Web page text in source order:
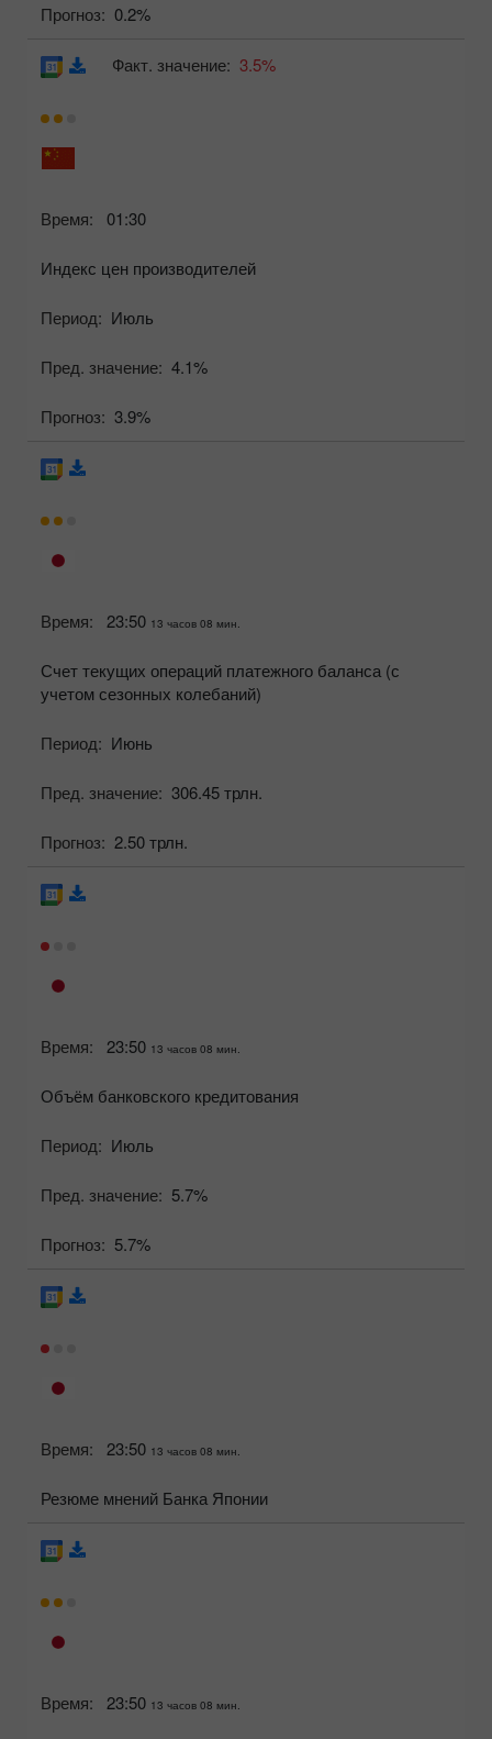
Прогноз: 0.2%
Время: 01:30
Индекс цен производителей
Период: Июль
Пред. значение: 4.1%
Прогноз: 3.9%
Факт. значение: 3.5%
Время: 23:50 13 часов 08 мин.
Счет текущих операций платежного баланса (с
учетом сезонных колебаний)
Период: Июнь
Пред. значение: 306.45 трлн.
Прогноз: 2.50 трлн.
Время: 23:50 13 часов 08 мин.
Объём банковского кредитования
Период: Июль
Пред. значение: 5.7%
Прогноз: 5.7%
Время: 23:50 13 часов 08 мин.
Резюме мнений Банка Японии
Время: 23:50 13 часов 08 мин.